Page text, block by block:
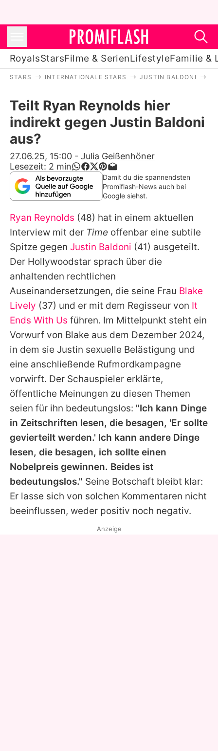
RoyalsStarsFilme & SerienLifestyleFamilie &
Stars
Filme & Serien
Lifestyle
Familie & Liebe
Promiflash Exklusiv
Alle Themen auf Promiflash
Jobs
App runterladen
Team
Redaktionelle Richtlinien
Impressum
Datenschutzerklärung
Nutzungsbedingungen
Utiq verwalten
STARS INTERNATIONALE STARS JUSTIN BALDONI
Teilt Ryan Reynolds hier
indirekt gegen Justin Baldoni
aus?
27.06.25, 15:00 - Julia Geißenhöner
Lesezeit: 2 min
Damit du die spannendsten
Promiflash-News auch bei
Google siehst.
Ryan Reynolds (48) hat in einem aktuellen
Interview mit der Time offenbar eine subtile
Spitze gegen Justin Baldoni (41) ausgeteilt.
Der Hollywoodstar sprach über die
anhaltenden rechtlichen
Auseinandersetzungen, die seine Frau Blake
Lively (37) und er mit dem Regisseur von It
Ends With Us führen. Im Mittelpunkt steht ein
Vorwurf von Blake aus dem Dezember 2024,
in dem sie Justin sexuelle Belästigung und
eine anschließende Rufmordkampagne
vorwirft. Der Schauspieler erklärte,
öffentliche Meinungen zu diesen Themen
seien für ihn bedeutungslos: "Ich kann Dinge
in Zeitschriften lesen, die besagen, 'Er sollte
gevierteilt werden.' Ich kann andere Dinge
lesen, die besagen, ich sollte einen
Nobelpreis gewinnen. Beides ist
bedeutungslos." Seine Botschaft bleibt klar:
Er lasse sich von solchen Kommentaren nicht
beeinflussen, weder positiv noch negativ.
Anzeige